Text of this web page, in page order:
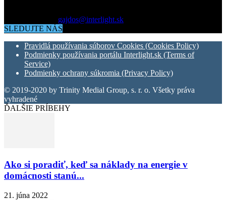
gajdos@interlight.sk
SLEDUJTE NÁS
Pravidlá používania súborov Cookies (Cookies Policy)
Podmienky používania portálu Interlight.sk (Terms of
Service)
Podmienky ochrany súkromia (Privacy Policy)
© 2019-2020 by Trinity Medial Group, s. r. o. Všetky práva
vyhradené
ĎALŠIE PRÍBEHY
Ako si poradiť, keď sa náklady na energie v
domácnosti stanú...
21. júna 2022